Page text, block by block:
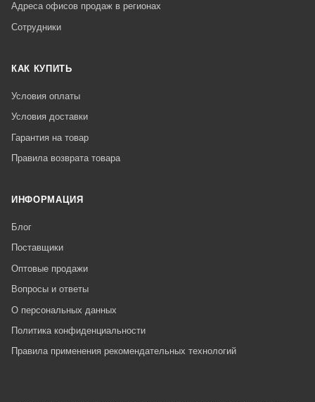
Адреса офисов продаж в регионах
Сотрудники
КАК КУПИТЬ
Условия оплаты
Условия доставки
Гарантия на товар
Правила возврата товара
ИНФОРМАЦИЯ
Блог
Поставщики
Оптовые продажи
Вопросы и ответы
О персональных данных
Политика конфиденциальности
Правила применения рекомендательных технологий